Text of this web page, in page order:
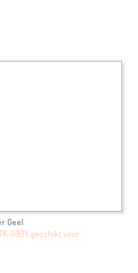
Geel
590Y, geschikt voor:…